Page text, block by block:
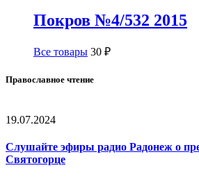
Покров №4/532 2015
Все товары 30 ₽
Православное чтение
19.07.2024
Слушайте эфиры радио Радонеж о
Святогорце